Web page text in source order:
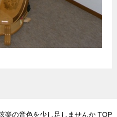
楽の音色を少し足しませんか TOP